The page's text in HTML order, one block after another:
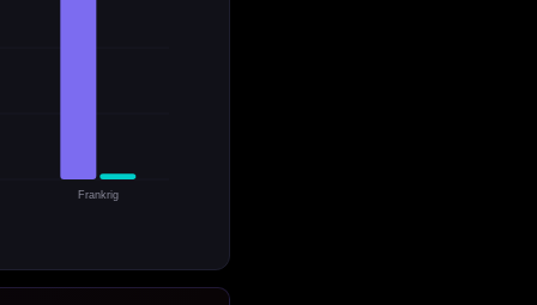
Frankrig